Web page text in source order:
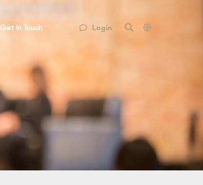
Get In Touch Login